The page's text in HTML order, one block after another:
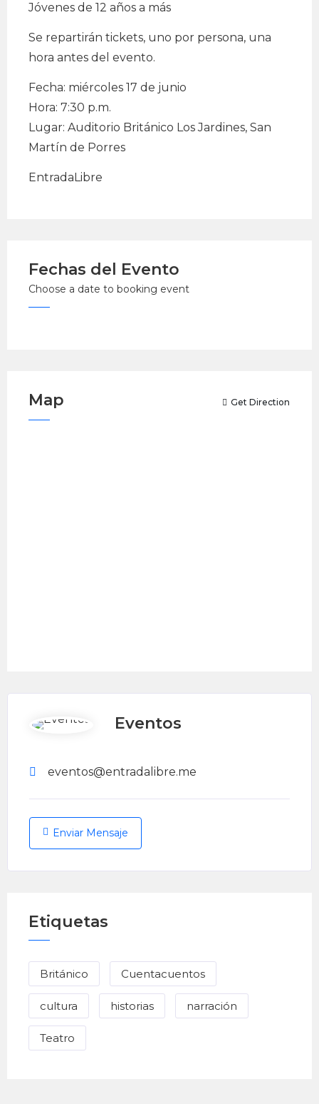
Jóvenes de 12 años a más
Se repartirán tickets, uno por persona, una
hora antes del evento.
Fecha: miércoles 17 de junio
Hora: 7:30 p.m.
Lugar: Auditorio Británico Los Jardines, San
Martín de Porres
EntradaLibre
Fechas del Evento
Choose a date to booking event
Map Get Direction
Eventos
eventos@entradalibre.me
Enviar Mensaje
Etiquetas
Británico Cuentacuentos
cultura historias narración
Teatro